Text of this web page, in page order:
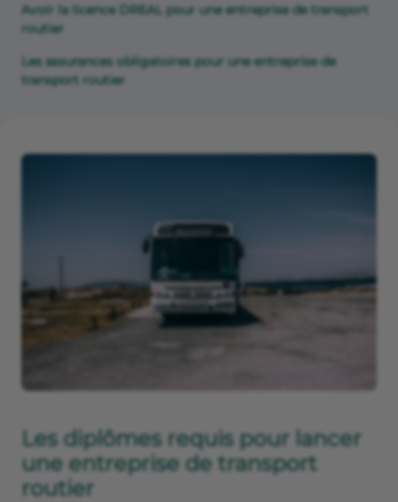
Avoir la licence DREAL pour une entreprise de transport
routier
Les assurances obligatoires pour une entreprise de
transport routier
Les diplômes requis pour lancer
une entreprise de transport
routier